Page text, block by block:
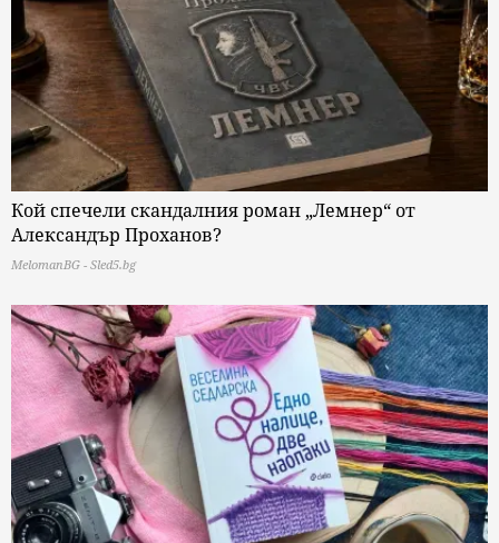
Кой спечели скандалния роман „Лемнер“ от
Александър Проханов?
MelomanBG - Sled5.bg